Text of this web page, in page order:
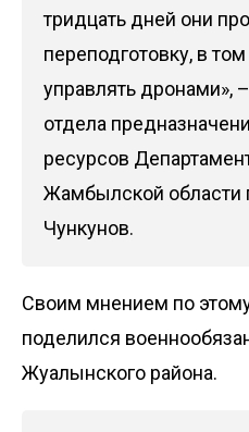
тридцать дней они
переподготовку, в
управлять дронами»,
отдела
ресурсов
Жамбылской области
Чункунов.
Своим мнением по
поделился
Жуалынского района.